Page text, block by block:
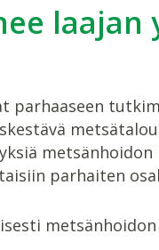
parhaaseen
parhaiten